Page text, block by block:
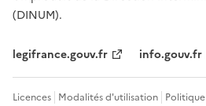
(DINUM).
legifrance.gouv.fr info.gouv.fr
Licences Modalités d'utilisation